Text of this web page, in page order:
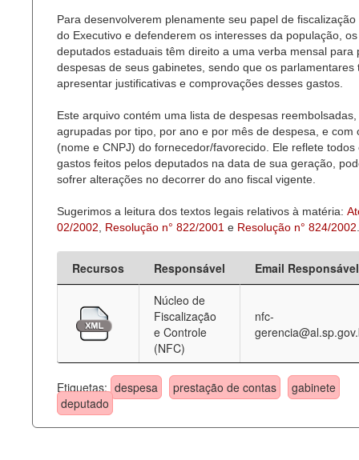
Para desenvolverem plenamente seu papel de fiscalização
do Executivo e defenderem os interesses da população, os
deputados estaduais têm direito a uma verba mensal para
despesas de seus gabinetes, sendo que os parlamentares
apresentar justificativas e comprovações desses gastos.
Este arquivo contém uma lista de despesas reembolsadas,
agrupadas por tipo, por ano e por mês de despesa, e com
(nome e CNPJ) do fornecedor/favorecido. Ele reflete todos
gastos feitos pelos deputados na data de sua geração,
sofrer alterações no decorrer do ano fiscal vigente.
Sugerimos a leitura dos textos legais relativos à matéria:
02/2002
Resolução n° 822/2001 e Resolução n° 824/2002
Recursos Responsável
Email Responsável
Núcleo de
Fiscalização
e Controle
(NFC)
nfc-
Etiquetas: despesa prestação de contas
gabinete
deputado